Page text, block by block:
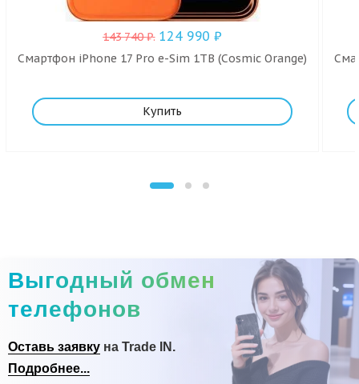
143 740₽. 124 990₽
Смартфон iPhone 17 Pro e-Sim 1TB (Cosmic Orange)
Купить
Выгодный обмен
телефонов
Оставь заявку на Trade IN.
Подробнее...